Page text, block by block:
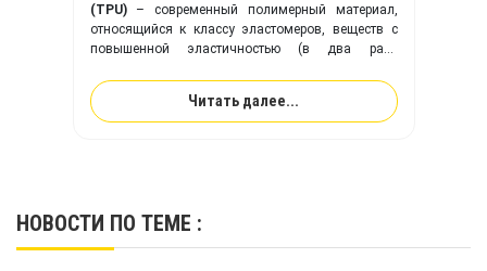
(TPU)– современный полимерный материал,
относящийся к классу эластомеров, веществ с
повышенной эластичностью (в два раза
идеально подходит для изготовления надувного
оборудования, и превосходит привычную ПВХ-
ткань по многим ключевым показателям.
Читать далее...
НОВОСТИ ПО ТЕМЕ :